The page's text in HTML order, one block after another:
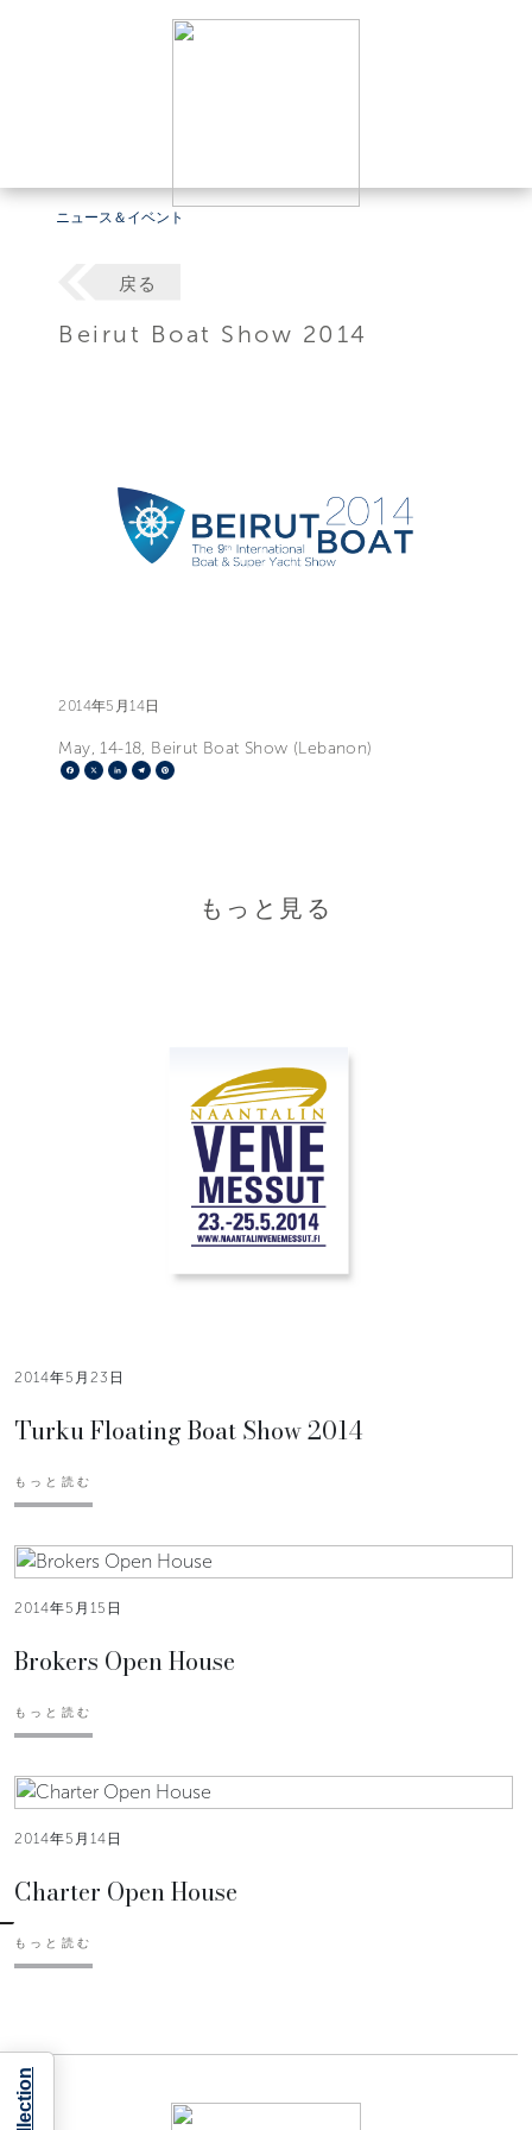
ニュース＆イベント
戻る
Beirut Boat Show 2014
2014年5月14日
May, 14-18, Beirut Boat Show (Lebanon)
Facebook
X LinkedIn
Telegram
もっと見る
2014年5月23日
Turku Floating Boat Show 2014
もっと読む
2014年5月15日
Brokers Open House
もっと読む
2014年5月14日
Charter Open House
もっと読む